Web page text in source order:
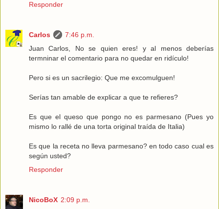
Responder
Carlos
7:46 p.m.
Juan Carlos, No se quien eres! y al menos deberías
termninar el comentario para no quedar en ridículo!
Pero si es un sacrilegio: Que me excomulguen!
Serías tan amable de explicar a que te refieres?
Es que el queso que pongo no es parmesano (Pues yo
mismo lo rallé de una torta original traída de Italia)
Es que la receta no lleva parmesano? en todo caso cual es
según usted?
Responder
NicoBoX 2:09 p.m.